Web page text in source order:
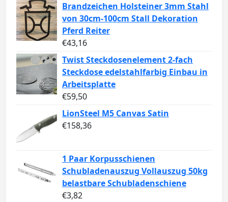
Brandzeichen Holsteiner 3mm Stahl
von 30cm-100cm Stall Dekoration
Pferd Reiter
€43,16
Twist Steckdosenelement 2-fach
Steckdose edelstahlfarbig Einbau in
Arbeitsplatte
€59,50
LionSteel M5 Canvas Satin
€158,36
1 Paar Korpusschienen
Schubladenauszug Vollauszug 50kg
belastbare Schubladenschiene
€3,82